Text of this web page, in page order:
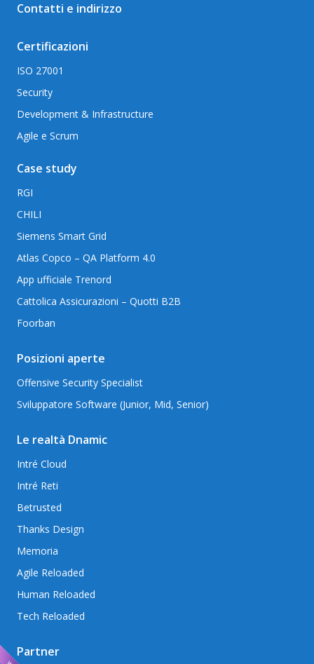
Contatti e indirizzo
Certificazioni
ISO 27001
Security
Development & Infrastructure
Agile e Scrum
Case study
RGI
CHILI
Siemens Smart Grid
Atlas Copco – QA Platform 4.0
App ufficiale Trenord
Cattolica Assicurazioni – Quotti B2B
Foorban
Posizioni aperte
Offensive Security Specialist
Sviluppatore Software (Junior, Mid, Senior)
Le realtà Dnamic
Intré Cloud
Intré Reti
Betrusted
Thanks Design
Memoria
Agile Reloaded
Human Reloaded
Tech Reloaded
Partner